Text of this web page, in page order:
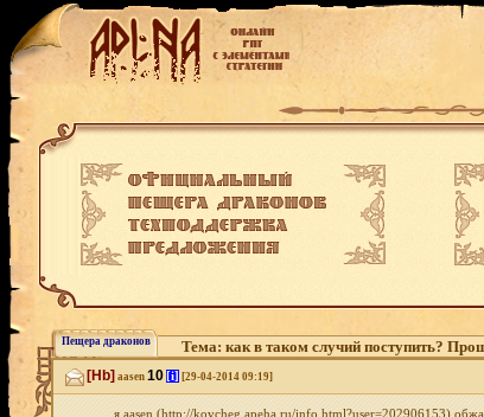
Пещера драконов Тема: как в таком случий поступить?
[Hb] aasen 10 [i] [29-04-2014 09:19]
я aasen (http://kovcheg.apeha.ru/info.html?user=202906153)